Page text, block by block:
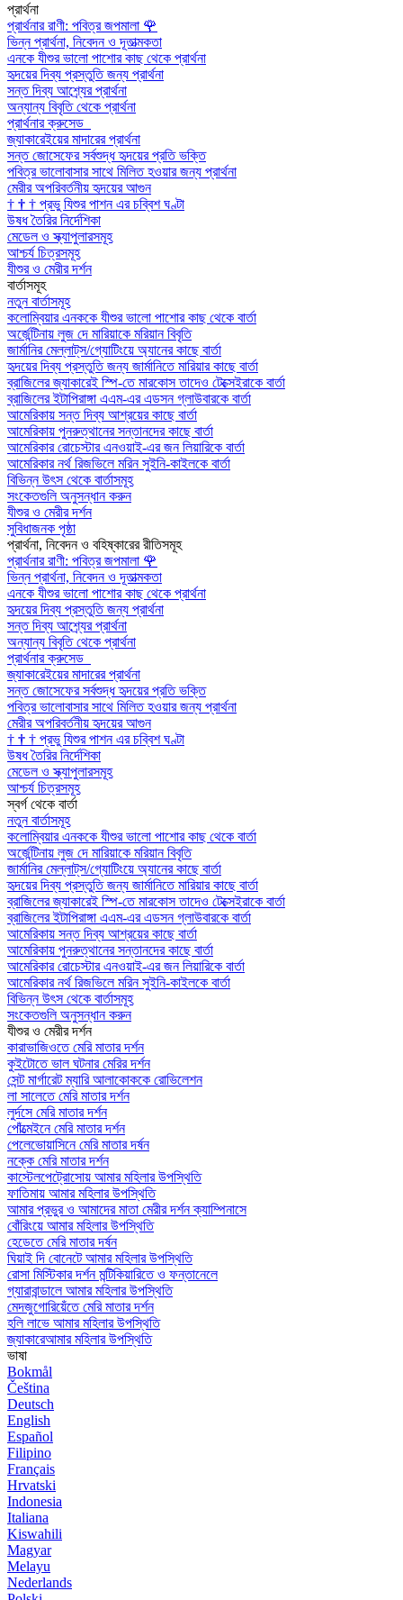
প্রার্থনা
প্রার্থনার রাণী: পবিত্র জপমালা 🌹
ভিন্ন প্রার্থনা, নিবেদন ও দূতাত্মকতা
এনকে যীশুর ভালো পাশোর কাছ থেকে প্রার্থনা
হৃদয়ের দিব্য প্রস্তুতি জন্য প্রার্থনা
সন্ত দিব্য আশ্র্যের প্রার্থনা
অন্যান্য বিবৃতি থেকে প্রার্থনা
প্রার্থনার ক্রুসেড
জ্যাকারেইয়ের মাদারের প্রার্থনা
সন্ত জোসেফের সর্বশুদ্ধ হৃদয়ের প্রতি ভক্তি
পবিত্র ভালোবাসার সাথে মিলিত হওয়ার জন্য প্রার্থনা
মেরীর অপরিবর্তনীয় হৃদয়ের আগুন
† † † প্রভু যিশুর পাশন এর চব্বিশ ঘণ্টা
উষধ তৈরির নির্দেশিকা
মেডেল ও স্ক্যাপুলারসমূহ
আশ্চর্য চিত্রসমূহ
যীশুর ও মেরীর দর্শন
বার্তাসমূহ
নতুন বার্তাসমূহ
কলোম্বিয়ার এনককে যীশুর ভালো পাশোর কাছ থেকে বার্তা
অর্জেন্টিনায় লুজ দে মারিয়াকে মরিয়ান বিবৃতি
জার্মানির মেল্লাট্‌স/গ্যোটিংয়ে অ্যানের কাছে বার্তা
হৃদয়ের দিব্য প্রস্তুতি জন্য জার্মানিতে মারিয়ার কাছে বার্তা
ব্রাজিলের জ্যাকারেই স্পি-তে মারকোস তাদেও টেক্সেইরাকে বার্তা
ব্রাজিলের ইটাপিরাঙ্গা এএম-এর এডসন গ্লাউবারকে বার্তা
আমেরিকায় সন্ত দিব্য আশ্রয়ের কাছে বার্তা
আমেরিকায় পুনরুত্থানের সন্তানদের কাছে বার্তা
আমেরিকার রোচেস্টার এনওয়াই-এর জন লিয়ারিকে বার্তা
আমেরিকার নর্থ রিজভিলে মরিন সুইনি-কাইলকে বার্তা
বিভিন্ন উৎস থেকে বার্তাসমূহ
সংকেতগুলি অনুসন্ধান করুন
যীশুর ও মেরীর দর্শন
সুবিধাজনক পৃষ্ঠা
প্রার্থনা, নিবেদন ও বহিষ্কারের রীতিসমূহ
প্রার্থনার রাণী: পবিত্র জপমালা 🌹
ভিন্ন প্রার্থনা, নিবেদন ও দূতাত্মকতা
এনকে যীশুর ভালো পাশোর কাছ থেকে প্রার্থনা
হৃদয়ের দিব্য প্রস্তুতি জন্য প্রার্থনা
সন্ত দিব্য আশ্র্যের প্রার্থনা
অন্যান্য বিবৃতি থেকে প্রার্থনা
প্রার্থনার ক্রুসেড
জ্যাকারেইয়ের মাদারের প্রার্থনা
সন্ত জোসেফের সর্বশুদ্ধ হৃদয়ের প্রতি ভক্তি
পবিত্র ভালোবাসার সাথে মিলিত হওয়ার জন্য প্রার্থনা
মেরীর অপরিবর্তনীয় হৃদয়ের আগুন
† † † প্রভু যিশুর পাশন এর চব্বিশ ঘণ্টা
উষধ তৈরির নির্দেশিকা
মেডেল ও স্ক্যাপুলারসমূহ
আশ্চর্য চিত্রসমূহ
স্বর্গ থেকে বার্তা
নতুন বার্তাসমূহ
কলোম্বিয়ার এনককে যীশুর ভালো পাশোর কাছ থেকে বার্তা
অর্জেন্টিনায় লুজ দে মারিয়াকে মরিয়ান বিবৃতি
জার্মানির মেল্লাট্‌স/গ্যোটিংয়ে অ্যানের কাছে বার্তা
হৃদয়ের দিব্য প্রস্তুতি জন্য জার্মানিতে মারিয়ার কাছে বার্তা
ব্রাজিলের জ্যাকারেই স্পি-তে মারকোস তাদেও টেক্সেইরাকে বার্তা
ব্রাজিলের ইটাপিরাঙ্গা এএম-এর এডসন গ্লাউবারকে বার্তা
আমেরিকায় সন্ত দিব্য আশ্রয়ের কাছে বার্তা
আমেরিকায় পুনরুত্থানের সন্তানদের কাছে বার্তা
আমেরিকার রোচেস্টার এনওয়াই-এর জন লিয়ারিকে বার্তা
আমেরিকার নর্থ রিজভিলে মরিন সুইনি-কাইলকে বার্তা
বিভিন্ন উৎস থেকে বার্তাসমূহ
সংকেতগুলি অনুসন্ধান করুন
যীশুর ও মেরীর দর্শন
কারাভাজিওতে মেরি মাতার দর্শন
কুইটোতে ভাল ঘটনার মেরির দর্শন
সেন্ট মার্গারেট ম্যারি আলাকোককে রোভিলেশন
লা সালেতে মেরি মাতার দর্শন
লুর্দসে মেরি মাতার দর্শন
পোঁত্মেইনে মেরি মাতার দর্শন
পেলেভোয়াসিনে মেরি মাতার দর্ষন
নক্কে মেরি মাতার দর্শন
কাস্টেলপেট্রোসোয় আমার মহিলার উপস্থিতি
ফাতিমায় আমার মহিলার উপস্থিতি
আমার প্রভুর ও আমাদের মাতা মেরীর দর্শন ক্যাম্পিনাসে
বোঁরিংয়ে আমার মহিলার উপস্থিতি
হেডেতে মেরি মাতার দর্ষন
ঘিয়াই দি বোনেটে আমার মহিলার উপস্থিতি
রোসা মিস্টিকার দর্শন মন্টিকিয়ারিতে ও ফন্তানেলে
গ্যারাবান্ডালে আমার মহিলার উপস্থিতি
মেদজুগোরিয়েঁতে মেরি মাতার দর্শন
হলি লাভে আমার মহিলার উপস্থিতি
জ্যাকারেআমার মহিলার উপস্থিতি
ভাষা
Bokmål
Čeština
Deutsch
English
Español
Filipino
Français
Hrvatski
Indonesia
Italiana
Kiswahili
Magyar
Melayu
Nederlands